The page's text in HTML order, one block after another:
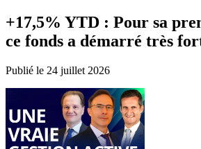
+17,5% YTD : Pour sa
ce fonds a démarré très
Publié le 24 juillet 2026